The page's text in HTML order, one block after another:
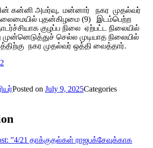
கன்னி அமர்வு, மன்னார் நகர முதல்வர்
புதன்கிழமை (9) இடம்பெற்ற
குழப்ப நிலை ஏற்பட்ட நிலையில்
செல்ல முடியாத நிலையில்
நகர முதல்வர் ஒத்தி வைத்தார்.
2
Posted on July 9, 2025Categories
”4/21 தாக்குதல்கள் ராஜபக்சேவுக்காக